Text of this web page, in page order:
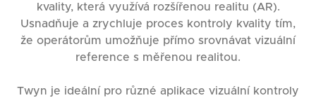
kvality, která využívá rozšířenou realitu (AR).
Usnadňuje a zrychluje proces kontroly kvality tím,
že operátorům umožňuje přímo srovnávat vizuální
reference s měřenou realitou.
Twyn je ideální pro různé aplikace vizuální kontroly